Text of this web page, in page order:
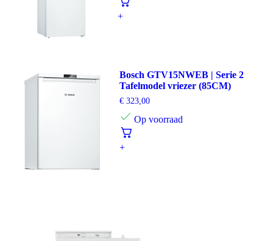
+
Bosch GTV15NWEB | Serie 2
Tafelmodel vriezer (85CM)
€323,00
Op voorraad
+